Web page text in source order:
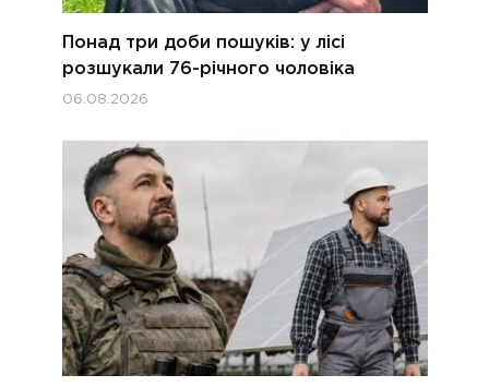
Понад три доби пошуків: у лісі
розшукали 76-річного чоловіка
06.08.2026